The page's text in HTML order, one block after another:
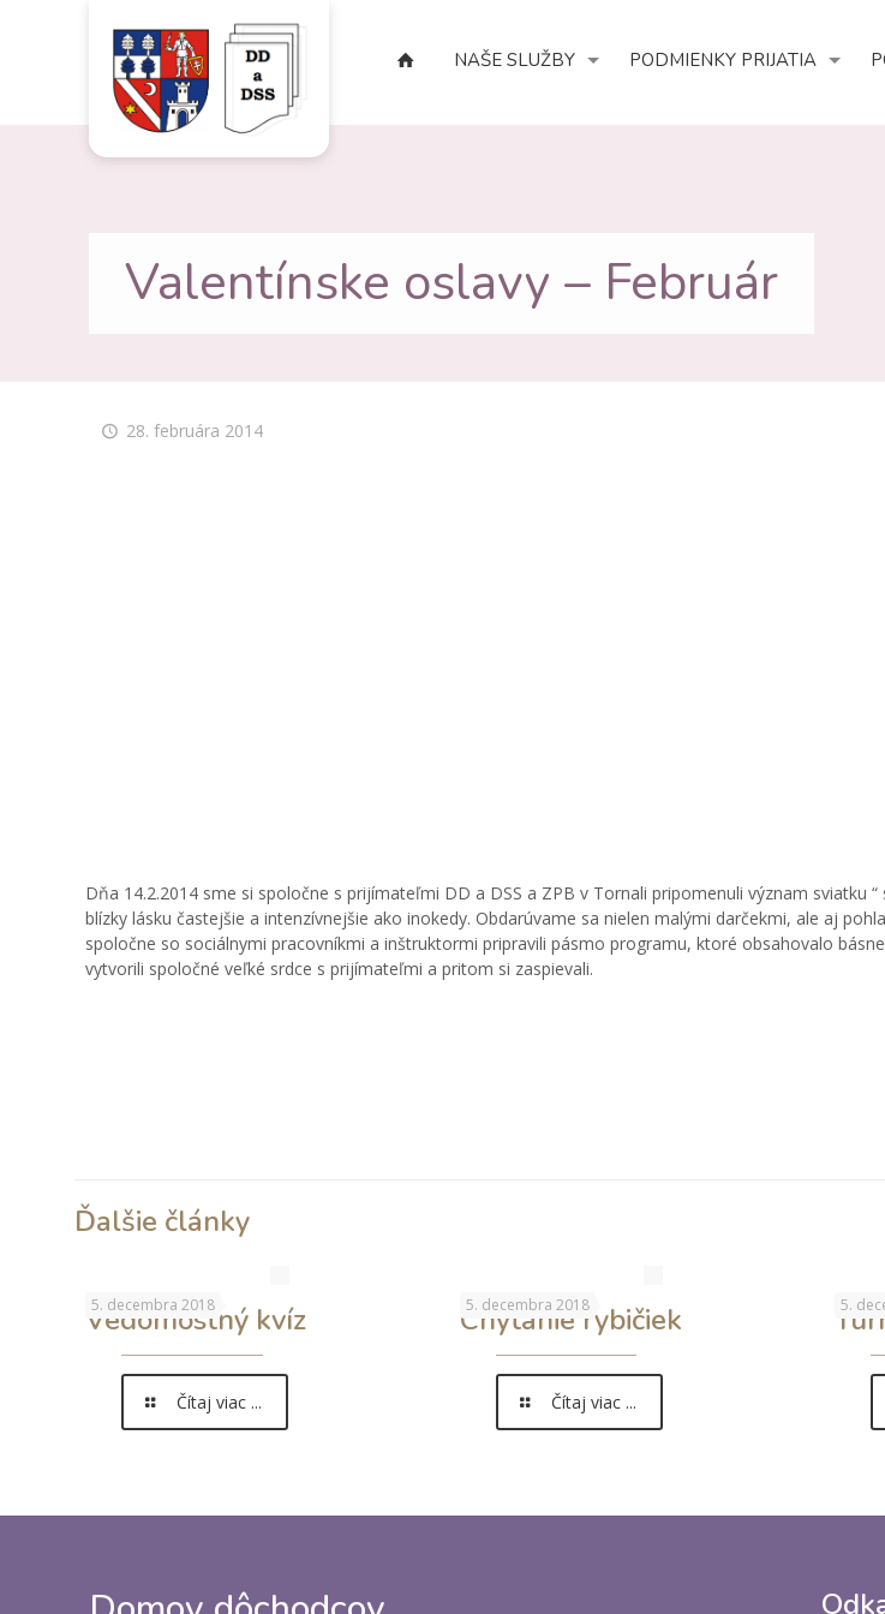
NAŠE SLUŽBY PODMIENKY PRIJATIA
Valentínske oslavy – Február
28. februára 2014
Dňa 14.2.2014 sme si spoločne s prijímateľmi DD a DSS a ZPB v Tornali pripomenuli význam sviatku “
blízky lásku častejšie a intenzívnejšie ako inokedy. Obdarúvame sa nielen malými darčekmi, ale aj
spoločne so sociálnymi pracovníkmi a inštruktormi pripravili pásmo programu, ktoré obsahovalo
vytvorili spoločné veľké srdce s prijímateľmi a pritom si zaspievali.
Ďalšie články
5. decembra 2018
Vedomostný kvíz
Čítaj viac ...
5. decembra 2018
Chytanie rybičiek
Čítaj viac ...
5.